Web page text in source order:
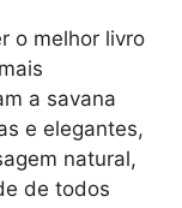
o melhor livro
a savana
e elegantes,
natural,
de todos